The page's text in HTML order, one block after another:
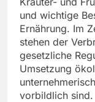
und wichtige
Ernährung. Im
stehen der
gesetzliche
Umsetzung
vorbildlich sind.